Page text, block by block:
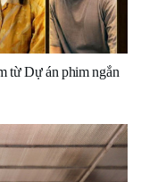
từ Dự án phim ngắn